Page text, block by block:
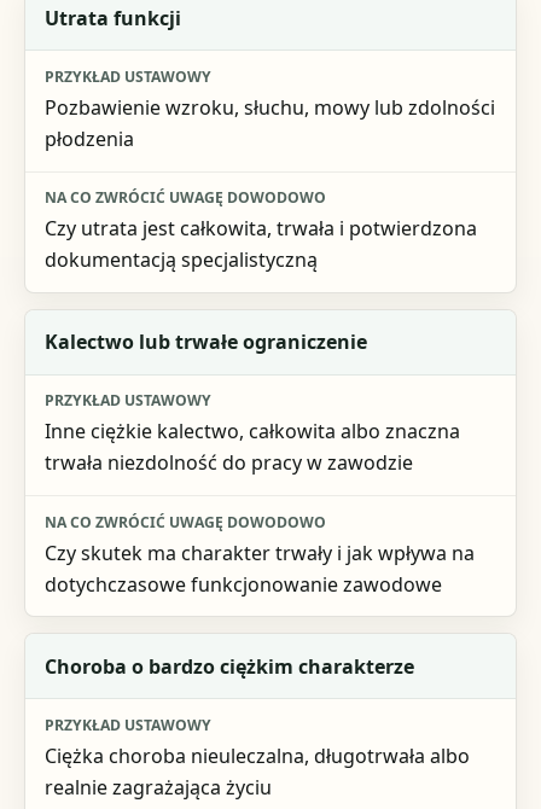
Kategoria skutku
Przykład ustawowy
Na co zwrócić uwagę dowodowo
Utrata funkcji
Pozbawienie wzroku, słuchu, mowy lub zdolności
płodzenia
Czy utrata jest całkowita, trwała i potwierdzona
dokumentacją specjalistyczną
Kalectwo lub trwałe ograniczenie
Inne ciężkie kalectwo, całkowita albo znaczna
trwała niezdolność do pracy w zawodzie
Czy skutek ma charakter trwały i jak wpływa na
dotychczasowe funkcjonowanie zawodowe
Choroba o bardzo ciężkim charakterze
Ciężka choroba nieuleczalna, długotrwała albo
realnie zagrażająca życiu